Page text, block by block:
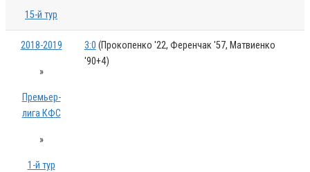
15-й тур
2018-2019
»
Премьер-
лига КФС
»
1-й тур
3:0 (Прокопенко '22, Ференчак '57, Матвиенко
'90+4)